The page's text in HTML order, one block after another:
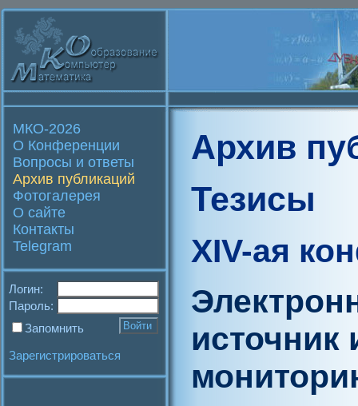
МКО-2026
О Конференции
Вопросы и ответы
Архив публикаций
Фотогалерея
О сайте
Контакты
Telegram
Логин:
Пароль:
Запомнить
Зарегистрироваться
Архив
Тезисы
XIV-ая